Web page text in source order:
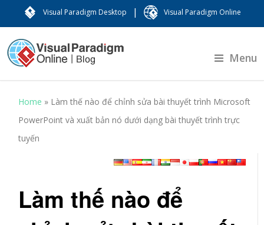
Visual Paradigm Desktop | Visual Paradigm Online
Menu
Home » Làm thế nào để chỉnh sửa bài thuyết trình Microsoft
PowerPoint và xuất bản nó dưới dạng bài thuyết trình trực
tuyến
Làm thế nào để